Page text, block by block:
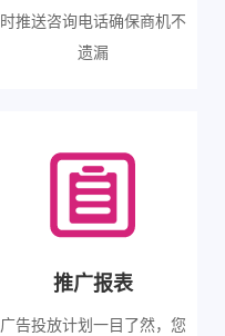
时推送咨询电话确保商机不
遗漏
推广报表
广告投放计划一目了然，您